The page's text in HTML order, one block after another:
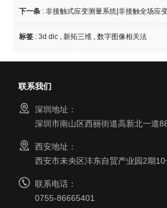
下一条 :非接触式应变测量系统|非接触全场应
标签 :3d dic ,新拓三维 ,数字图像相关法
联系我们
深圳地址：
深圳市南山区西丽街道高新北一道
西安地址：
西安市未央区沣东自贸产业园2期10
联系电话：
0755-86665401